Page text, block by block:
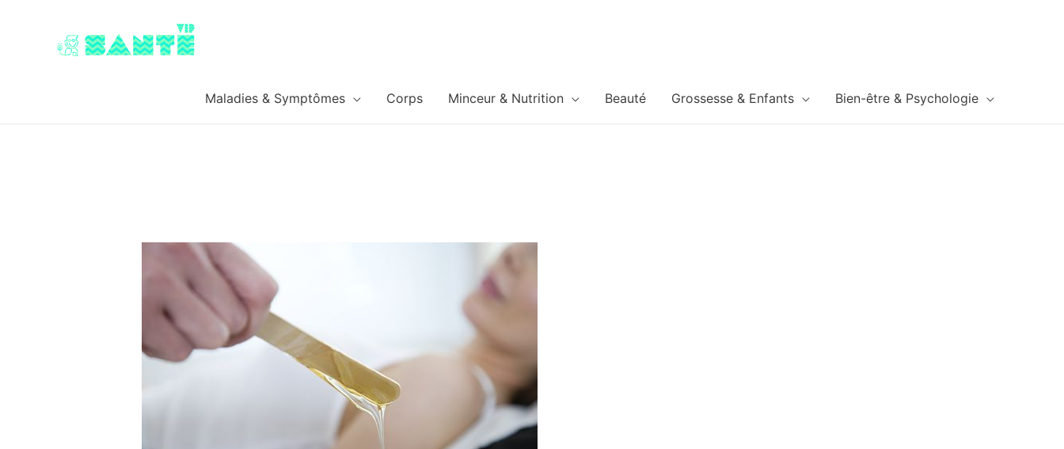
Maladies & Symptômes Corps Minceur & Nutrition Beauté Grossesse & Enfants Bien-être & Psychologie